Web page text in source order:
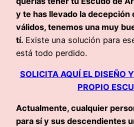
y te has llevado la decepción
válidos, tenemos una muy
tí. Existe una solución para
está todo perdido.
SOLICITA AQUÍ EL DISEÑO
PROPIO
Actualmente, cualquier
para sí y sus descendientes